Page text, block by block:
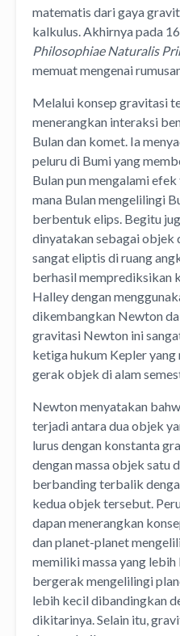
matematis dari gaya
kalkulus. Akhirnya pada
Philosophiae Naturalis
memuat mengenai
Melalui konsep gravitasi
menerangkan interaksi
Bulan dan komet. Ia
peluru di Bumi yang
Bulan pun mengalami
mana Bulan mengelilingi
berbentuk elips. Begitu
dinyatakan sebagai objek
sangat eliptis di ruang
berhasil memprediksikan
Halley dengan
dikembangkan Newton
gravitasi Newton ini
ketiga hukum Kepler yang
gerak objek di alam
Newton menyatakan
terjadi antara dua objek
lurus dengan konstanta
dengan massa objek satu
berbanding terbalik
kedua objek tersebut.
dapan menerangkan
dan planet-planet
memiliki massa yang
bergerak mengelilingi
lebih kecil dibandingkan
dikitarinya. Selain itu,